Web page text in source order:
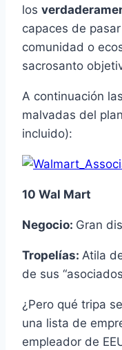
los
capaces de
comunidad o
sacrosanto
A continuación
malvadas del
incluido):
10 Wal Mart
Negocio: Gran
Tropelías: Atila
de sus
¿Pero qué tripa
una lista de
empleador de